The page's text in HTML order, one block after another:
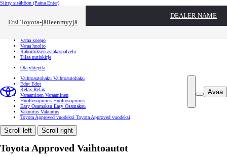
Siirry sisältöön (Paina Enter)
Etsi Toyota-jälleenmyyjä
DEALER NAME
Toyota palvelee Sulje
Varaa koeajo
Varaa huolto
Rahoituksen asiakaspalvelu
Tilaa uutiskirje
Ota yhteyttä
Avaa
Vaihtoautohaku Vaihtoautohaku
Edut Edut
Relax Relax
Varaaminen Varaaminen
Huoltosopimus Huoltosopimus
Easy Osamaksu Easy Osamaksu
Vakuutus Vakuutus
Toyota Approved vuodeksi Toyota Approved vuodeksi
Scroll left Scroll right
Toyota Approved Vaihtoautot